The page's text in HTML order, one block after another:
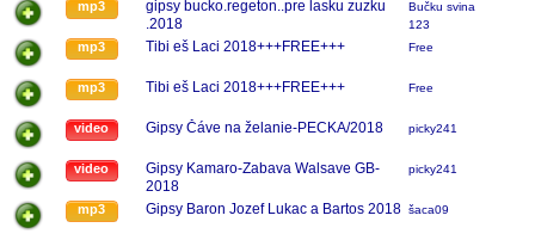
mp3
gipsy bucko.regeton..pre lasku zuzku
.2018
Bučku svina
123
mp3 Tibi eš Laci 2018+++FREE+++ Free
mp3 Tibi eš Laci 2018+++FREE+++ Free
video Gipsy Čáve na želanie-PECKA/2018 picky241
video
Gipsy Kamaro-Zabava Walsave GB-
2018
picky241
mp3 Gipsy Baron Jozef Lukac a Bartos 2018 šaca09